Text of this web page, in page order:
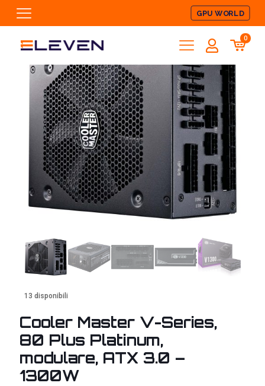
GPU WORLD
0
13 disponibili
Cooler Master V-Series,
80 Plus Platinum,
modulare, ATX 3.0 –
1300W